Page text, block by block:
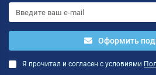
Оформить
Я прочитал и согласен с условиями